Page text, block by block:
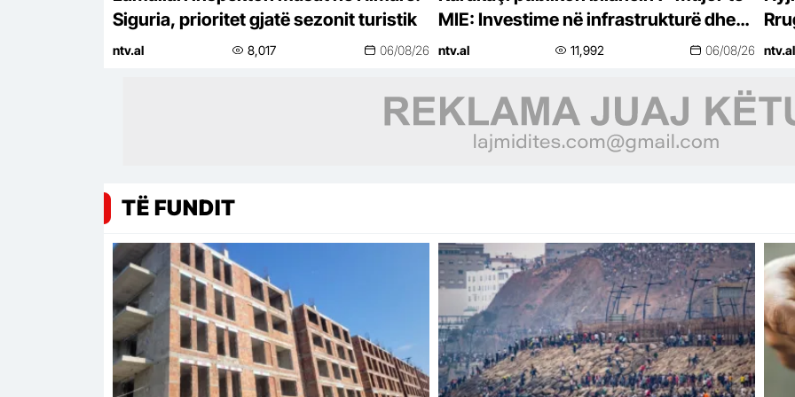
Siguria, prioritet gjatë sezonit turistik
ntv.al 8,017 06/08/26
MIE: Investime në infrastrukturë dhe
energji
ntv.al 11,992 06/08/26 ntv.al
TË FUNDIT